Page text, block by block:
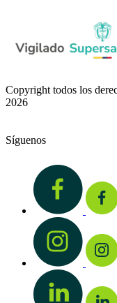
Copyright todos los
2026
Síguenos